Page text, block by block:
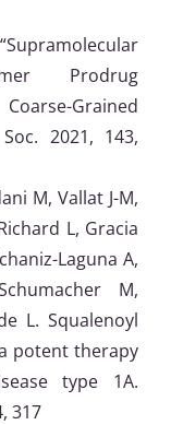
Prodrug
Grained
2021, 143,
M, Vallat J-M,
L, Gracia
Laguna A,
M,
L. Squalenoyl
potent therapy
type 1A.
317